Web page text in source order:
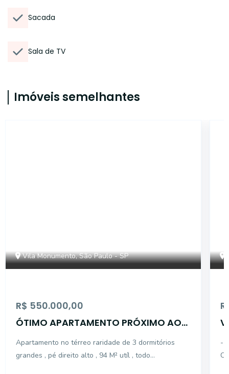
Sacada
Sala de TV
Imóveis semelhantes
Vila Monumento, São Paulo - SP
R$ 550.000,00
ÓTIMO APARTAMENTO PRÓXIMO AO
Apartamento no térreo raridade de 3 dormitórios
grandes , pé direito alto , 94 M² utíl , todo
-